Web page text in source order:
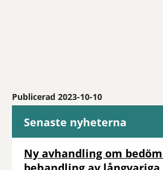
Publicerad 2023-10-10
Senaste nyheterna
Ny avhandling om